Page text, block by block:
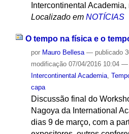
Intercontinental
Localizado em NOTÍCIAS
O tempo na física e o
por Mauro Bellesa — publicado
modificação07/04/2016 10:04 —
Intercontinental Academia,
capa
Discussão final do
Nagoya da International
dias 9 de março, com a